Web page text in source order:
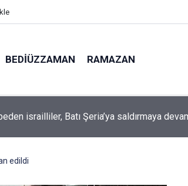
BEDIÜZZAMAN RAMAZAN
israilliler, Batı Şeria’ya saldırmaya
edildi